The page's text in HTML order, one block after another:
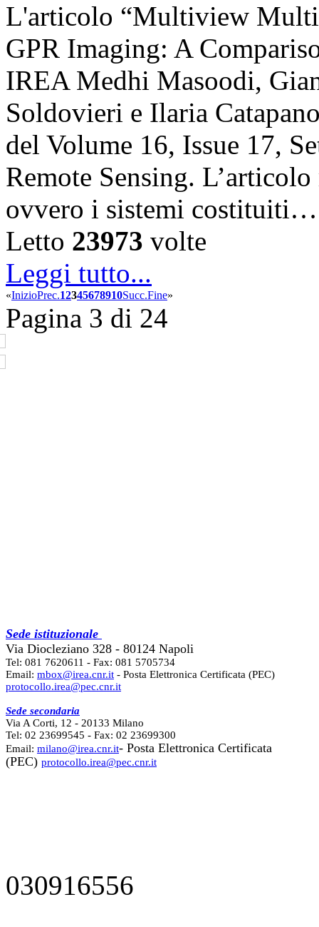
L'articolo “Multiview
GPR Imaging: A
IREA Medhi Masoodi,
Soldovieri e Ilaria
del Volume 16, Issue 17,
Remote Sensing.
ovvero i sistemi costituiti…
Letto 23973 volte
Leggi tutto...
«InizioPrec.12345678910Succ.Fine»
Pagina 3 di 24
Sede istituzionale
Via Diocleziano 328 - 80124 Napoli
Tel: 081 7620611 - Fax: 081 5705734
Email: mbox@irea.cnr.it - Posta Elettronica Certificata (PEC)
protocollo.irea@pec.cnr.it
Sede secondaria
Via A Corti, 12 - 20133 Milano
Tel: 02 23699545 - Fax: 02 23699300
Email: milano@irea.cnr.it- Posta Elettronica Certificata
(PEC) protocollo.irea@pec.cnr.it
030916556